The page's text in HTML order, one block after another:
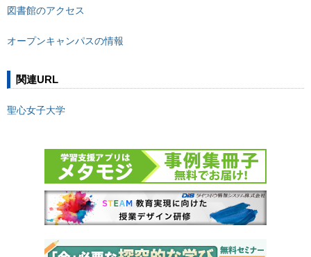
図書館のアクセス
オープンキャンパスの情報
関連URL
聖心女子大学